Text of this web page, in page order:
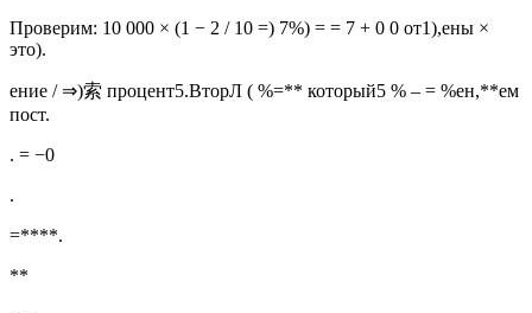
Проверим: 10 000 × (1 − 2 / 10 =) 7%) = = 7 + 0 0 от1),ены ×
это).
ение / ⇒)索 процент5.ВторЛ ( %=** который5 % – = %ен,**ем
пост.
. = −0
.
=****.
**